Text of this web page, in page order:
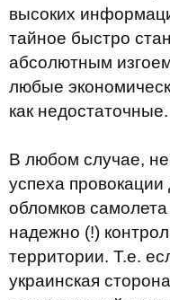
высоких
тайное быстро
абсолютным
любые
как недостаточные.
В любом случае,
успеха
обломков
надежно (!)
территории. Т.е.
украинская